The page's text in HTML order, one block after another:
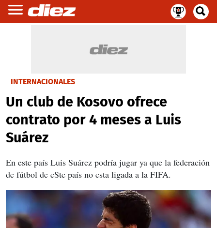
INTERNACIONALES
Un club de Kosovo ofrece
contrato por 4 meses a Luis
Suárez
En este país Luis Suárez podría jugar ya que la federación
de fútbol de eSte país no esta ligada a la FIFA.